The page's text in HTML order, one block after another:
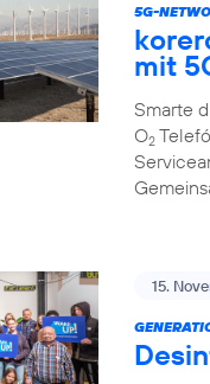
5G-
mit
Smarte
O2
15.